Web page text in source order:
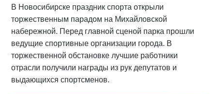
В Новосибирске праздник спорта открыли
торжественным парадом на Михайловской
набережной. Перед главной сценой парка прошли
ведущие спортивные организации города. В
торжественной обстановке лучшие работники
отрасли получили награды из рук депутатов и
выдающихся спортсменов.